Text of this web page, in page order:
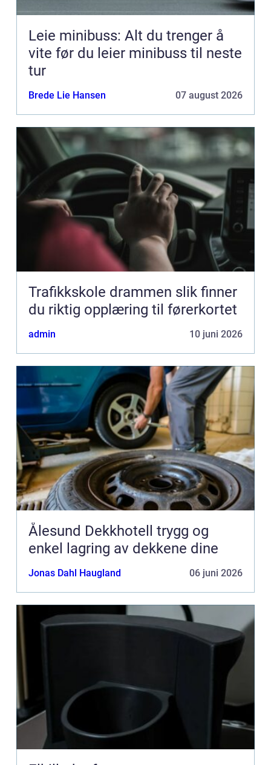
Leie minibuss: Alt du trenger å
vite før du leier minibuss til neste
tur
Brede Lie Hansen 07 august 2026
Trafikkskole drammen slik finner
du riktig opplæring til førerkortet
admin 10 juni 2026
Ålesund Dekkhotell trygg og
enkel lagring av dekkene dine
Jonas Dahl Haugland 06 juni 2026